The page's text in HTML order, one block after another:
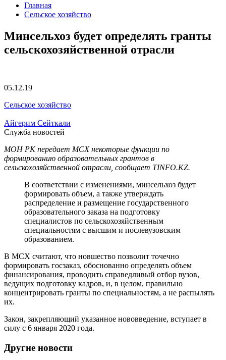
Главная
Сельское хозяйство
Минсельхоз будет определять гранты
сельскохозяйственной отрасли
05.12.19
Сельское хозяйство
Айгерим Сейткали
Служба новостей
МОН РК передает МСХ некоторые функции по
формированию образовательных грантов в
сельскохозяйственной отрасли, сообщает TINFO.KZ.
В соответствии с изменениями, минсельхоз будет
формировать объем, а также утверждать
распределение и размещение государственного
образовательного заказа на подготовку
специалистов по сельскохозяйственным
специальностям с высшим и послевузовским
образованием.
В МСХ считают, что новшество позволит точечно
формировать госзаказ, обоснованно определять объем
финансирования, проводить справедливый отбор вузов,
ведущих подготовку кадров, и, в целом, правильно
концентрировать гранты по специальностям, а не распылять
их.
Закон, закрепляющий указанное нововведение, вступает в
силу с 6 января 2020 года.
Другие новости